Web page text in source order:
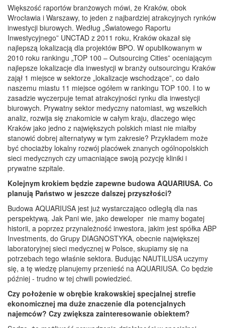
Większość raportów branżowych mówi, że Kraków, obok
Wrocławia i Warszawy, to jeden z najbardziej atrakcyjnych rynków
inwestycji biurowych. Według „Światowego Raportu
Inwestycyjnego” UNCTAD z 2011 roku, Kraków okazał się
najlepszą lokalizacją dla projektów BPO. W opublikowanym w
2010 roku rankingu „TOP 100 – Outsourcing Cities” oceniającym
najlepsze lokalizacje dla inwestycji w branży outsourcingu Kraków
zajął 1 miejsce w sektorze „lokalizacje wschodzące”, co dało
naszemu miastu 11 miejsce ogółem w rankingu TOP 100. I to w
zasadzie wyczerpuje temat atrakcyjności rynku dla inwestycji
biurowych. Prywatny sektor medyczny natomiast, wg wszelkich
analiz, rozwija się znakomicie w całym kraju, dlaczego więc
Kraków jako jedno z największych polskich miast nie miałby
stanowić dobrej alternatywy w tym zakresie? Przykładem może
być chociażby lokalny rozwój placówek znanych ogólnopolskich
sieci medycznych czy umacniające swoją pozycję kliniki i
prywatne szpitale.
Kolejnym krokiem będzie zapewne budowa AQUARIUSA. Co
planują Państwo w jeszcze dalszej przyszłości?
Budowa AQUARIUSA jest już wystarczająco odległą dla nas
perspektywą. Jak Pani wie, jako deweloper nie mamy bogatej
historii, a poprzez przynależność inwestora, jakim jest spółka ABP
Investments, do Grupy DIAGNOSTYKA, obecnie największej
laboratoryjnej sieci medycznej w Polsce, skupiamy się na
potrzebach tego właśnie sektora. Budując NAUTILUSA uczymy
się, a tę wiedzę planujemy przenieść na AQUARIUSA. Co będzie
później - trudno w tej chwili powiedzieć.
Czy położenie w obrębie krakowskiej specjalnej strefie
ekonomicznej ma duże znaczenie dla potencjalnych
najemców? Czy zwiększa zainteresowanie obiektem?